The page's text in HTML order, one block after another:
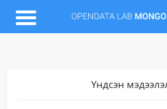
Үндсэн